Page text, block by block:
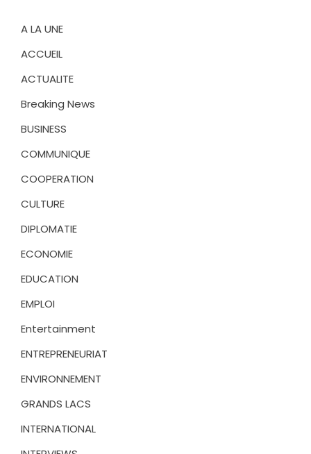
A LA UNE
ACCUEIL
ACTUALITE
Breaking News
BUSINESS
COMMUNIQUE
COOPERATION
CULTURE
DIPLOMATIE
ECONOMIE
EDUCATION
EMPLOI
Entertainment
ENTREPRENEURIAT
ENVIRONNEMENT
GRANDS LACS
INTERNATIONAL